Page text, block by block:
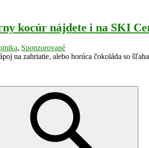
kocúr nájdete i na SKI
, Sponzorované
na zahriatie, alebo horúca čokoláda so